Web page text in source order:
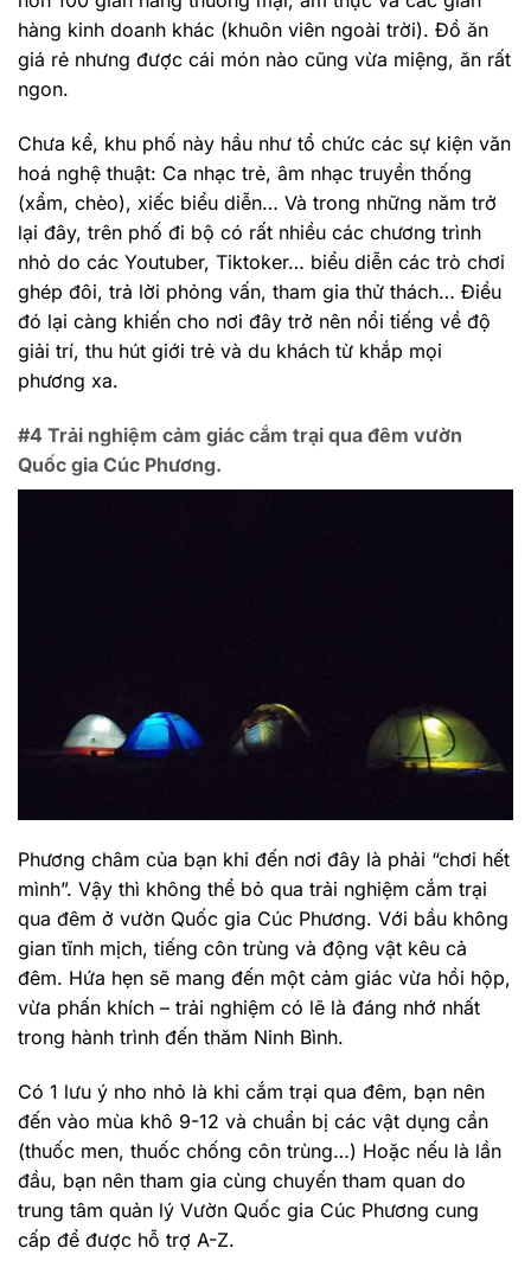
hàng kinh doanh khác (khuôn viên ngoài trời). Đồ ăn
giá rẻ nhưng được cái món nào cũng vừa miệng, ăn rất
ngon.
Chưa kể, khu phố này hầu như tổ chức các sự kiện văn
hoá nghệ thuật: Ca nhạc trẻ, âm nhạc truyền thống
(xẩm, chèo), xiếc biểu diễn… Và trong những năm trở
lại đây, trên phố đi bộ có rất nhiều các chương trình
nhỏ do các Youtuber, Tiktoker… biểu diễn các trò chơi
ghép đôi, trả lời phỏng vấn, tham gia thử thách… Điều
đó lại càng khiến cho nơi đây trở nên nổi tiếng về độ
giải trí, thu hút giới trẻ và du khách từ khắp mọi
phương xa.
#4 Trải nghiệm cảm giác cắm trại qua đêm vườn
Quốc gia Cúc Phương.
Phương châm của bạn khi đến nơi đây là phải “chơi hết
mình”. Vậy thì không thể bỏ qua trải nghiệm cắm trại
qua đêm ở vườn Quốc gia Cúc Phương. Với bầu không
gian tĩnh mịch, tiếng côn trùng và động vật kêu cả
đêm. Hứa hẹn sẽ mang đến một cảm giác vừa hồi hộp,
vừa phấn khích – trải nghiệm có lẽ là đáng nhớ nhất
trong hành trình đến thăm Ninh Bình.
Có 1 lưu ý nho nhỏ là khi cắm trại qua đêm, bạn nên
đến vào mùa khô 9-12 và chuẩn bị các vật dụng cần
(thuốc men, thuốc chống côn trùng…) Hoặc nếu là lần
đầu, bạn nên tham gia cùng chuyến tham quan do
trung tâm quản lý Vườn Quốc gia Cúc Phương cung
cấp để được hỗ trợ A-Z.